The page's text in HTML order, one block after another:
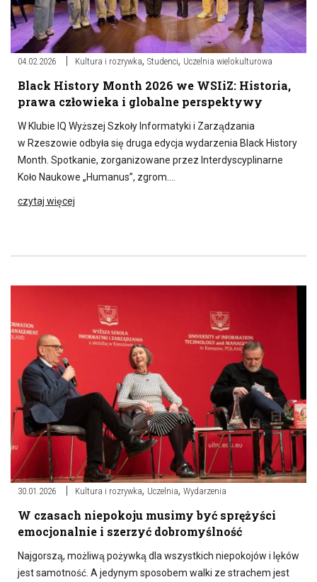
04.02.2026 Kultura i rozrywka, Studenci, Uczelnia wielokulturowa
Black History Month 2026 we WSIiZ: Historia,
prawa człowieka i globalne perspektywy
W Klubie IQ Wyższej Szkoły Informatyki i Zarządzania
w Rzeszowie odbyła się druga edycja wydarzenia Black History
Month. Spotkanie, zorganizowane przez Interdyscyplinarne
Koło Naukowe „Humanus”, zgrom….
czytaj więcej
30.01.2026 Kultura i rozrywka, Uczelnia, Wydarzenia
W czasach niepokoju musimy być sprężyści
emocjonalnie i szerzyć dobromyślność
Najgorszą, możliwą pożywką dla wszystkich niepokojów i lęków
jest samotność. A jedynym sposobem walki ze strachem jest